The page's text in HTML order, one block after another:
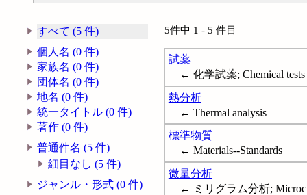
すべて (5 件)
個人名 (0 件)
家族名 (0 件)
団体名 (0 件)
地名 (0 件)
統一タイトル (0 件)
著作 (0 件)
普通件名 (5 件)
細目なし (5 件)
ジャンル・形式 (0 件)
5件中 1 - 5 件目
試薬
← 化学試薬; Chemical tests
熱分析
← Thermal analysis
標準物質
← Materials--Standards
微量分析
← ミリグラム分析;